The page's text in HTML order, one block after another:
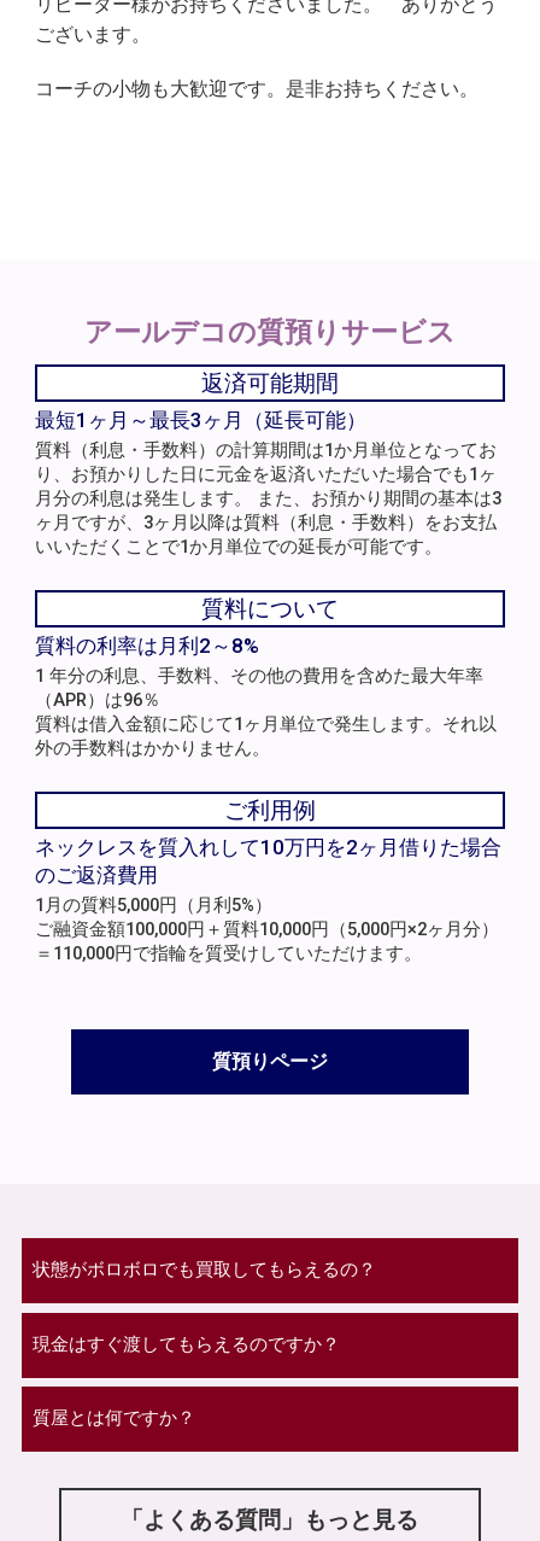
ございます。
コーチの小物も大歓迎です。是非お持ちください。
アールデコの質預りサービス
返済可能期間
最短1ヶ月～最長3ヶ月（延長可能）
質料（利息・手数料）の計算期間は1か月単位となってお
り、お預かりした日に元金を返済いただいた場合でも1ヶ
月分の利息は発生します。 また、お預かり期間の基本は3
ヶ月ですが、3ヶ月以降は質料（利息・手数料）をお支払
いいただくことで1か月単位での延長が可能です。
質料について
質料の利率は月利2～8%
1 年分の利息、手数料、その他の費用を含めた最大年率
（APR）は96％
質料は借入金額に応じて1ヶ月単位で発生します。それ以
外の手数料はかかりません。
ご利用例
ネックレスを質入れして10万円を2ヶ月借りた場合
のご返済費用
1月の質料5,000円（月利5%）
ご融資金額100,000円＋質料10,000円（5,000円×2ヶ月分）
＝110,000円で指輪を質受けしていただけます。
質預りページ
状態がボロボロでも買取してもらえるの？
現金はすぐ渡してもらえるのですか？
質屋とは何ですか？
「よくある質問」もっと見る